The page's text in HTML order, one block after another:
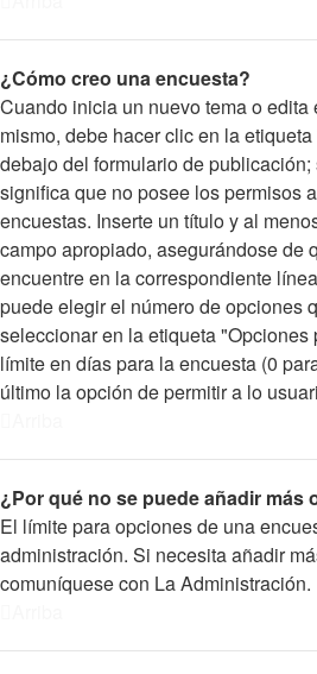
¿Cómo creo una encuesta?
Cuando inicia un nuevo tema o edita
mismo, debe hacer clic en la
debajo del formulario de
significa que no posee los permisos
encuestas. Inserte un título y al
campo apropiado, asegurándose de
encuentre en la correspondiente
puede elegir el número de opciones
seleccionar en la etiqueta "Opciones
límite en días para la encuesta (0
último la opción de permitir a lo
¿Por qué no se puede añadir más
El límite para opciones de una
administración. Si necesita añadir
comuníquese con La Administración.